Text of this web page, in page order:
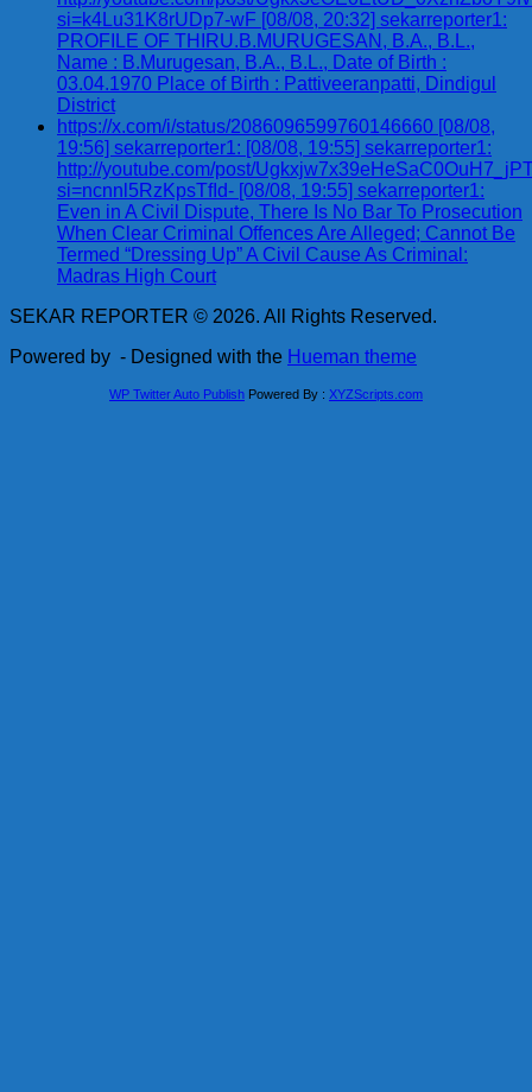
si=k4Lu31K8rUDp7-wF [08/08, 20:32] sekarreporter1:
PROFILE OF THIRU.B.MURUGESAN, B.A., B.L.,
Name : B.Murugesan, B.A., B.L., Date of Birth :
03.04.1970 Place of Birth : Pattiveeranpatti, Dindigul
District
https://x.com/i/status/2086096599760146660 [08/08,
19:56] sekarreporter1: [08/08, 19:55] sekarreporter1:
http://youtube.com/post/
si=ncnnl5RzKpsTfId- [08/08, 19:55] sekarreporter1:
Even in A Civil Dispute, There Is No Bar To Prosecution
When Clear Criminal Offences Are Alleged; Cannot Be
Termed “Dressing Up” A Civil Cause As Criminal:
Madras High Court
SEKAR REPORTER © 2026. All Rights Reserved.
Powered by - Designed with the Hueman theme
WP Twitter Auto Publish Powered By : XYZScripts.com